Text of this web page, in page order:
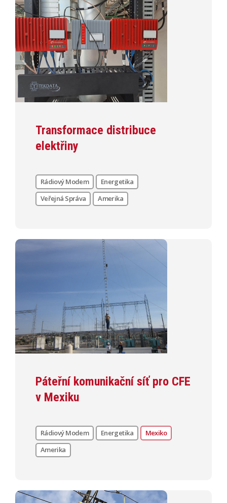
Transformace distribuce
elektřiny
Rádiový Modem
Energetika
Veřejná Správa
Amerika
Páteřní komunikační síť pro CFE
v Mexiku
Rádiový Modem Energetika
Mexiko
Amerika